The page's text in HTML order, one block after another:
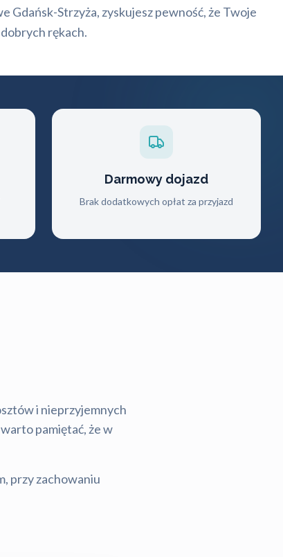
Gdańsk-Strzyża, zyskujesz pewność, że Twoje
rękach.
Darmowy dojazd
Brak dodatkowych opłat za przyjazd
i nieprzyjemnych
pamiętać, że w
przy zachowaniu